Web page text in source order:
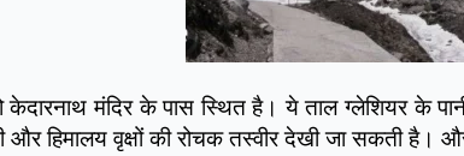
मंदिर के पास स्थित है। ये ताल ग्लेशियर के
और हिमालय वृक्षों की रोचक तस्वीर देखी जा सकती है।